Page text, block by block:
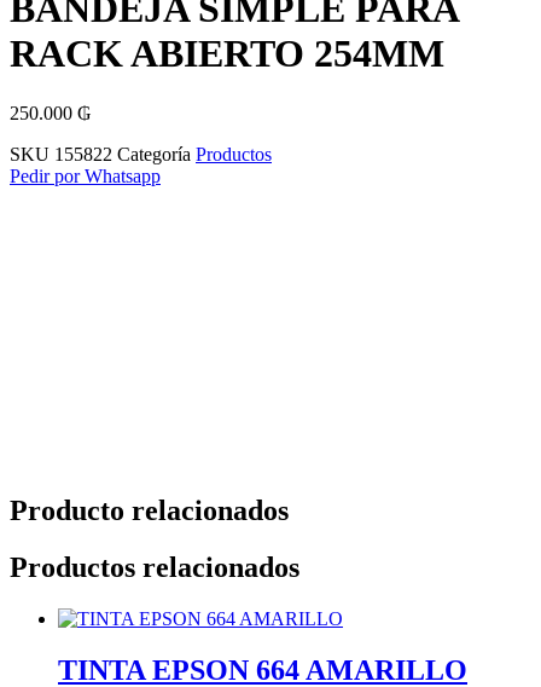
BANDEJA SIMPLE PARA
RACK ABIERTO 254MM
250.000 ₲
SKU 155822 Categoría Productos
Pedir por Whatsapp
Producto relacionados
Productos relacionados
TINTA EPSON 664 AMARILLO